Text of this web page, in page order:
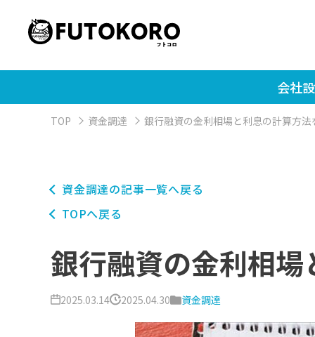
会社
TOP 資金調達 銀行融資の金利相場と利息の計算方法
資金調達の記事一覧へ戻る
TOPへ戻る
銀行融資の金利相
2025.03.14 2025.04.30 資金調達